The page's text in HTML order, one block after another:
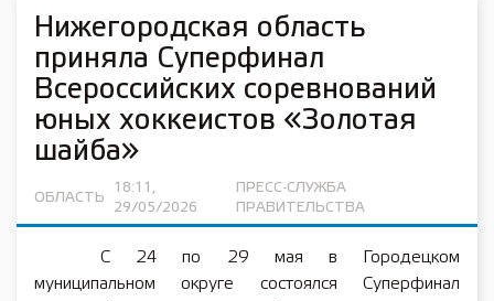
Нижегородская область
приняла Суперфинал
Всероссийских соревнований
юных хоккеистов «Золотая
шайба»
ОБЛАСТЬ
18:11,
29/05/2026
ПРЕСС-СЛУЖБА
ПРАВИТЕЛЬСТВА
С 24 по 29 мая в Городецком
муниципальном округе состоялся Суперфинал